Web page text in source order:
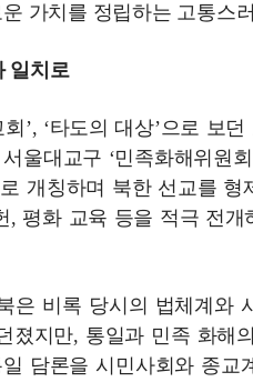
운 가치를 정립하는 고통스
일치로
’, ‘타도의 대상’으로 보
울대교구 ‘민족화해위원
로 개칭하며 북한 선교를
평화 교육 등을 적극 전
은 비록 당시의 법체계와
졌지만, 통일과 민족 화해
담론을 시민사회와 종